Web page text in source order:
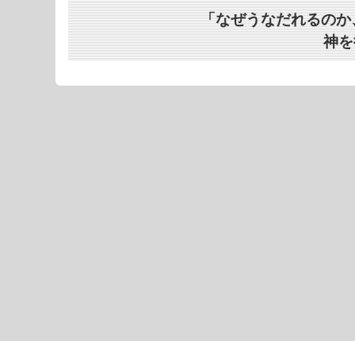
「なぜうなだれるの
神